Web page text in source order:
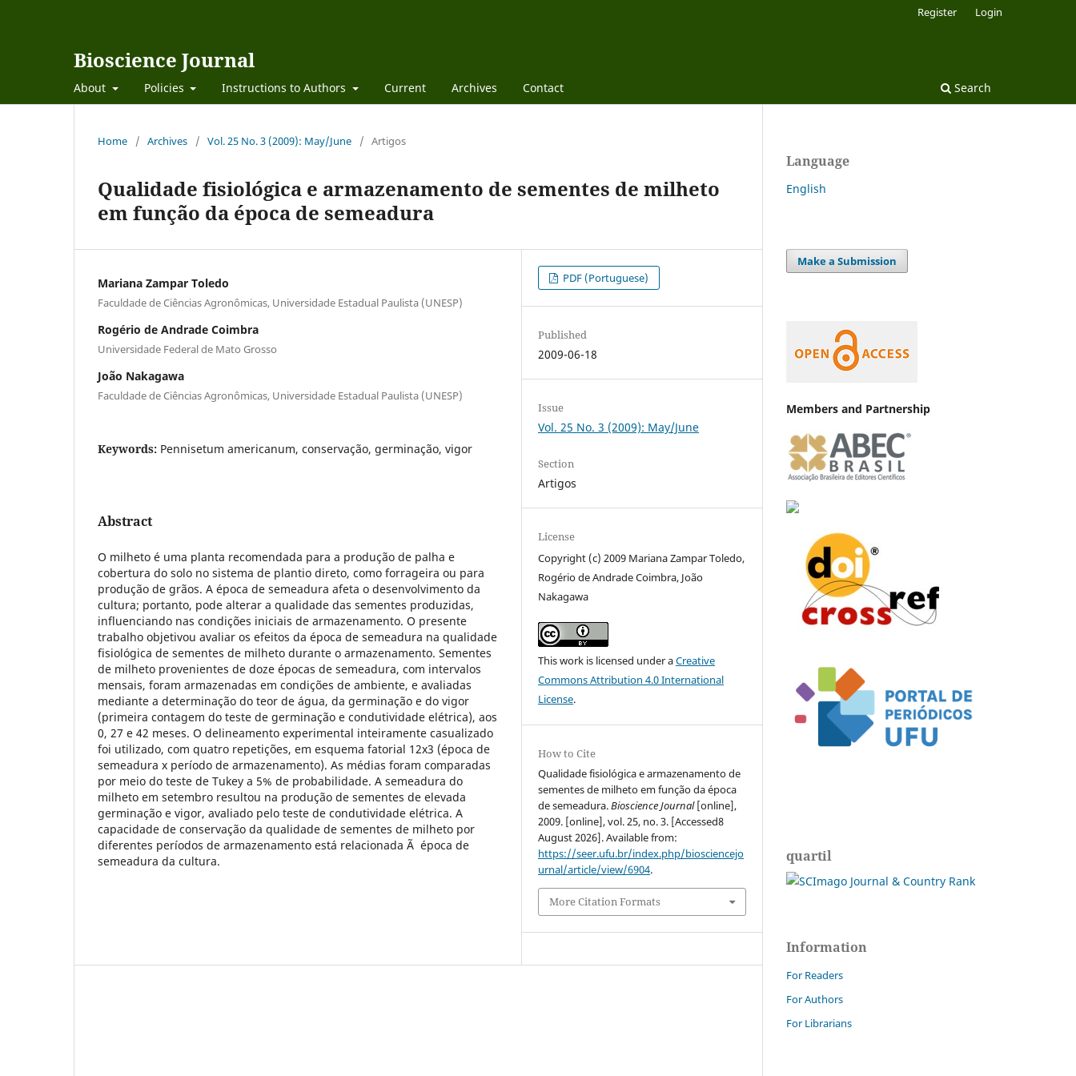
Bioscience Journal
About Policies Instructions to Authors Current Archives Contact Search
Register Login
Home / Archives / Vol. 25 No. 3 (2009): May/June / Artigos
Qualidade fisiológica e armazenamento de sementes de milheto
em função da época de semeadura
Mariana Zampar Toledo
Faculdade de Ciências Agronômicas, Universidade Estadual Paulista (UNESP)
Rogério de Andrade Coimbra
Universidade Federal de Mato Grosso
João Nakagawa
Faculdade de Ciências Agronômicas, Universidade Estadual Paulista (UNESP)
Keywords: Pennisetum americanum, conservação, germinação, vigor
Abstract
O milheto é uma planta recomendada para a produção de palha e
cobertura do solo no sistema de plantio direto, como forrageira ou para
produção de grãos. A época de semeadura afeta o desenvolvimento da
cultura; portanto, pode alterar a qualidade das sementes produzidas,
influenciando nas condições iniciais de armazenamento. O presente
trabalho objetivou avaliar os efeitos da época de semeadura na qualidade
fisiológica de sementes de milheto durante o armazenamento. Sementes
de milheto provenientes de doze épocas de semeadura, com intervalos
mensais, foram armazenadas em condições de ambiente, e avaliadas
mediante a determinação do teor de água, da germinação e do vigor
(primeira contagem do teste de germinação e condutividade elétrica), aos
0, 27 e 42 meses. O delineamento experimental inteiramente casualizado
foi utilizado, com quatro repetições, em esquema fatorial 12x3 (época de
semeadura x período de armazenamento). As médias foram comparadas
por meio do teste de Tukey a 5% de probabilidade. A semeadura do
milheto em setembro resultou na produção de sementes de elevada
germinação e vigor, avaliado pelo teste de condutividade elétrica. A
capacidade de conservação da qualidade de sementes de milheto por
diferentes períodos de armazenamento está relacionada Ã época de
semeadura da cultura.
PDF (Portuguese)
Published
2009-06-18
Issue
Vol. 25 No. 3 (2009): May/June
Section
Artigos
License
Copyright (c) 2009 Mariana Zampar Toledo,
Rogério de Andrade Coimbra, João
Nakagawa
This work is licensed under aCreative
Commons Attribution 4.0 International
License.
How to Cite
Qualidade fisiológica e armazenamento de
sementes de milheto em função da época
de semeadura.Bioscience Journal[online],
2009. [online], vol. 25, no. 3. [Accessed8
August 2026]. Available from:
https://seer.ufu.br/index.php/biosciencejo
urnal/article/view/6904.
More Citation Formats
Language
English
Make a Submission
Members and Partnership
quartil
Information
For Readers
For Authors
For Librarians